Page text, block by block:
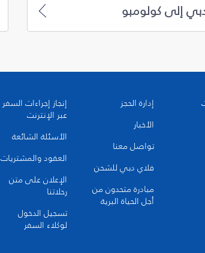
إلى كولومبو
إدارة الحجز
الأخبار
تواصل معنا
فلاي دبي للشحن
مبادرة متحدون من
أجل الحياة البرية
إنجاز إجراءات السفر
عبر الإنترنت
الأسئلة الشائعة
العقود والمشتريات
الإعلان على متن
رحلاتنا
تسجيل الدخول
لوكلاء السفر